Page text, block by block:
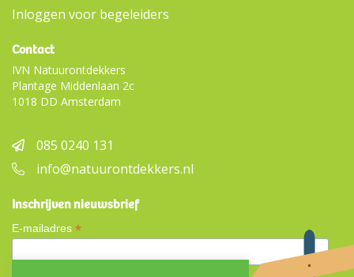
Inloggen voor begeleiders
Contact
IVN Natuurontdekkers
Plantage Middenlaan 2c
1018 DD Amsterdam
085 0240 131
info@natuurontdekkers.nl
Inschrijven nieuwsbrief
E-mailadres *